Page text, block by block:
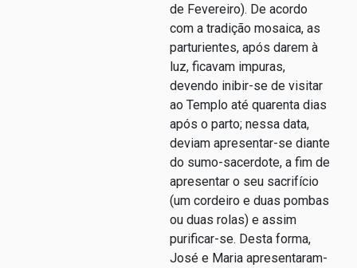
de Fevereiro). De acordo
com a tradição mosaica, as
parturientes, após darem à
luz, ficavam impuras,
devendo inibir-se de visitar
ao Templo até quarenta dias
após o parto; nessa data,
deviam apresentar-se diante
do sumo-sacerdote, a fim de
apresentar o seu sacrifício
(um cordeiro e duas pombas
ou duas rolas) e assim
purificar-se. Desta forma,
José e Maria apresentaram-